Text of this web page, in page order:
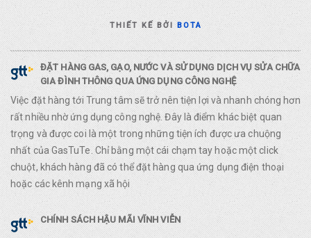
THIẾT KẾ BỞIBOTA
ĐẶT HÀNG GAS, GẠO, NƯỚC VÀ SỬ DỤNG DỊCH VỤ SỬA CHỮA
GIA ĐÌNH THÔNG QUA ỨNG DỤNG CÔNG NGHỆ
Việc đặt hàng tới Trung tâm sẽ trở nên tiện lợi và nhanh chóng hơn
rất nhiều nhờ ứng dụng công nghệ. Đây là điểm khác biệt quan
trọng và được coi là một trong những tiện ích được ưa chuộng
nhất của GasTuTe. Chỉ bằng một cái chạm tay hoặc một click
chuột, khách hàng đã có thể đặt hàng qua ứng dụng điện thoại
hoặc các kênh mạng xã hội
CHÍNH SÁCH HẬU MÃI VĨNH VIỄN